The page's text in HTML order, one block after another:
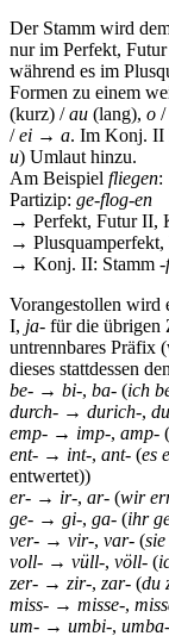
Der Stamm wird
nur im Perfekt,
während es im
Formen zu einem
(kurz) /au (lang), o /
/ei → a. Im Konj. II
u) Umlaut hinzu.
Am Beispiel fliegen:
Partizip: ge-flog-en
→ Perfekt, Futur II,
→
→ Konj. II: Stamm -
Vorangestollen wird
I, ja- für die übrigen
untrennbares Präfix
dieses stattdessen
be- → bi-, ba- (ich
durch- → durich-,
emp- → imp-, amp- (
ent- → int-, ant- (es
entwertet))
er- → ir-, ar- (wir
ge- → gi-, ga- (ihr
ver- → vir-, var- (
voll- → vüll-, völl- (
zer- → zir-, zar- (du
miss- → misse-,
um- → umbi-, umba